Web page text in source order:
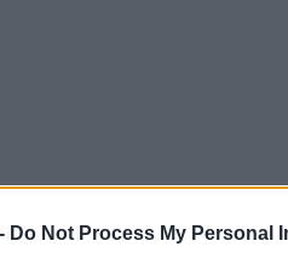
Do Not Process My Personal
sänts exklusivt här